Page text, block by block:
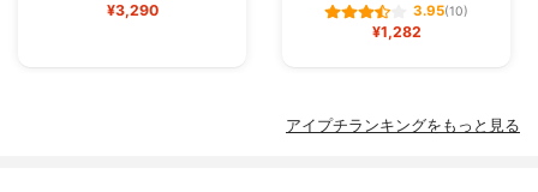
¥3,290 3.95(10)
¥1,282
アイプチランキングをもっと見る